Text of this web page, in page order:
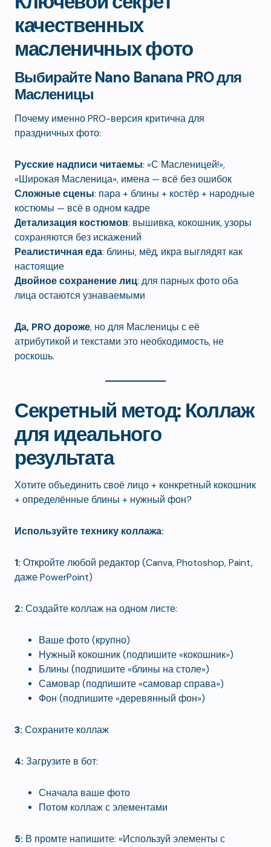
качественных
масленичных фото
Выбирайте Nano Banana PRO для
Масленицы
Почему именно PRO-версия критична для
праздничных фото:
Русские надписи читаемы: «С Масленицей!»,
«Широкая Масленица», имена — всё без ошибок
Сложные сцены: пара + блины + костёр + народные
костюмы — всё в одном кадре
Детализация костюмов: вышивка, кокошник, узоры
сохраняются без искажений
Реалистичная еда: блины, мёд, икра выглядят как
настоящие
Двойное сохранение лиц: для парных фото оба
лица остаются узнаваемыми
Да, PRO дороже, но для Масленицы с её
атрибутикой и текстами это необходимость, не
роскошь.
Секретный метод: Коллаж
для идеального
результата
Хотите объединить своё лицо + конкретный кокошник
+ определённые блины + нужный фон?
Используйте технику коллажа:
1: Откройте любой редактор (Canva, Photoshop, Paint,
даже PowerPoint)
2: Создайте коллаж на одном листе:
Ваше фото (крупно)
Нужный кокошник (подпишите «кокошник»)
Блины (подпишите «блины на столе»)
Самовар (подпишите «самовар справа»)
Фон (подпишите «деревянный фон»)
3: Сохраните коллаж
4: Загрузите в бот:
Сначала ваше фото
Потом коллаж с элементами
5: В промте напишите: «Используй элементы с